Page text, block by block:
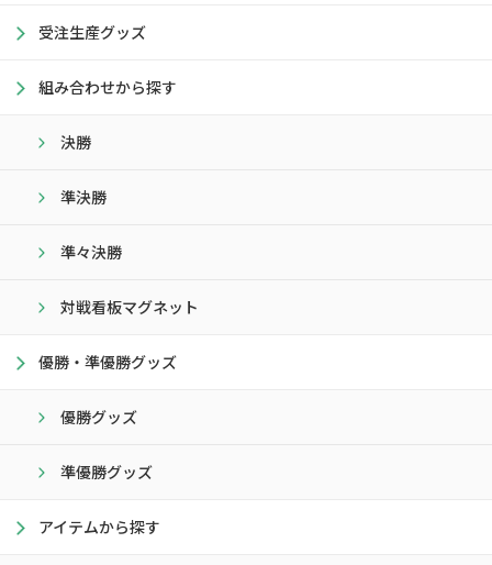
受注生産グッズ
組み合わせから探す
決勝
準決勝
準々決勝
対戦看板マグネット
優勝・準優勝グッズ
優勝グッズ
準優勝グッズ
アイテムから探す